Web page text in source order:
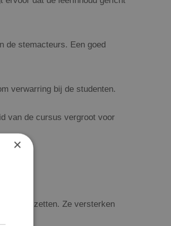
de stemacteurs. Een goed
verwarring bij de studenten.
van de cursus vergroot voor
kan zetten. Ze versterken
×